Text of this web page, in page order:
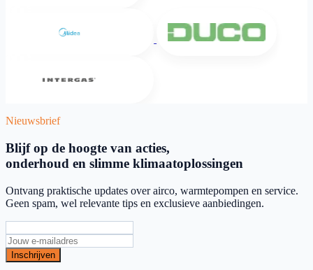
Nieuwsbrief
Blijf op de hoogte van acties,
onderhoud en slimme klimaatoplossingen
Ontvang praktische updates over airco, warmtepompen en service.
Geen spam, wel relevante tips en exclusieve aanbiedingen.
Inschrijven